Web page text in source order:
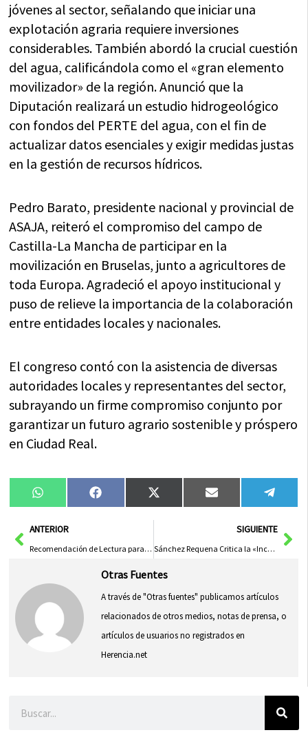
jóvenes al sector, señalando que iniciar una
explotación agraria requiere inversiones
considerables. También abordó la crucial cuestión
del agua, calificándola como el «gran elemento
movilizador» de la región. Anunció que la
Diputación realizará un estudio hidrogeológico
con fondos del PERTE del agua, con el fin de
actualizar datos esenciales y exigir medidas justas
en la gestión de recursos hídricos.
Pedro Barato, presidente nacional y provincial de
ASAJA, reiteró el compromiso del campo de
Castilla-La Mancha de participar en la
movilización en Bruselas, junto a agricultores de
toda Europa. Agradeció el apoyo institucional y
puso de relieve la importancia de la colaboración
entre entidades locales y nacionales.
El congreso contó con la asistencia de diversas
autoridades locales y representantes del sector,
subrayando un firme compromiso conjunto por
garantizar un futuro agrario sostenible y próspero
en Ciudad Real.
Compartir
en
WhatsAppCompartir
en
FacebookCompartir
en
X
(Twitter)
Compartir
en
Email
en
AntANTERIOR
Recomendación de Lectura para el Jueves
SIGUIENTE
Sánchez Requena Critica la «Incoherencia» del PP y Señala Recortes Propuestos a la PAC
Otras Fuentes
A través de "Otras fuentes" publicamos artículos
relacionados de otros medios, notas de prensa, o
artículos de usuarios no registrados en
Herencia.net